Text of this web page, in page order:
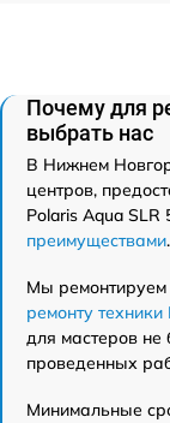
Почему для
выбрать нас
В Нижнем
центров,
Polaris Aqua SLR
преимуществами.
Мы
ремонту техники
для мастеров не
проведенных
Минимальные